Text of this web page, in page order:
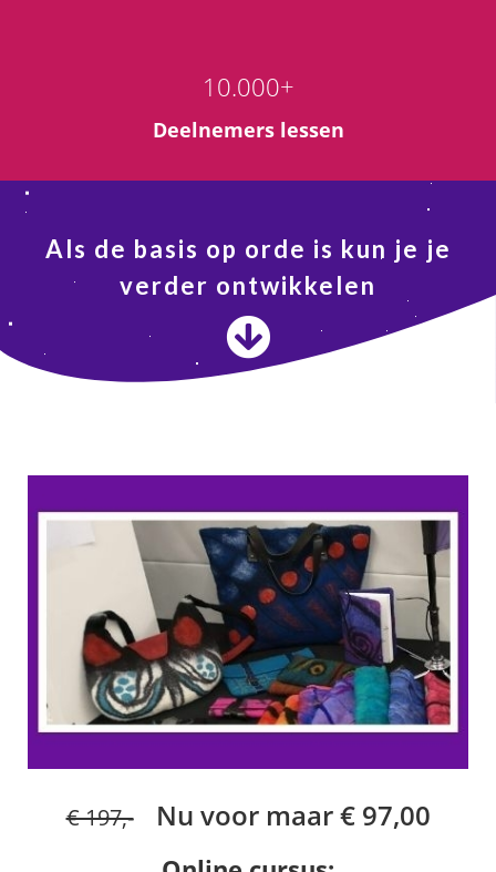
10.000+
Deelnemers lessen
Als de basis op orde is kun je je
verder ontwikkelen
€ 197,- Nu voor maar € 97,00